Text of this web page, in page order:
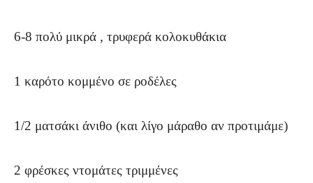
6-8 πολύ μικρά , τρυφερά κολοκυθάκια
1 καρότο κομμένο σε ροδέλες
1/2 ματσάκι άνιθο (και λίγο μάραθο αν προτιμάμε)
2 φρέσκες ντομάτες τριμμένες